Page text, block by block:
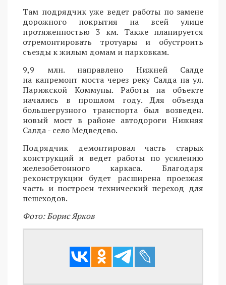
Там подрядчик уже ведет работы по замене
дорожного покрытия на всей улице
протяженностью 3 км. Также планируется
отремонтировать тротуары и обустроить
съезды к жилым домам и парковкам.
9,9 млн. направлено Нижней Салде
на капремонт моста через реку Салда на ул.
Парижской Коммуны. Работы на объекте
начались в прошлом году. Для объезда
большегрузного транспорта был возведен.
новый мост в районе автодороги Нижняя
Салда - село Медведево.
Подрядчик демонтировал часть старых
конструкций и ведет работы по усилению
железобетонного каркаса. Благодаря
реконструкции будет расширена проезжая
часть и построен технический переход для
пешеходов.
Фото: Борис Ярков